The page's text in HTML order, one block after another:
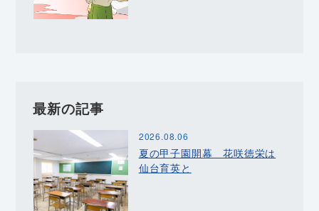
最新の記事
2026.08.06
夏の甲子園開幕 花咲徳栄は
仙台育英と